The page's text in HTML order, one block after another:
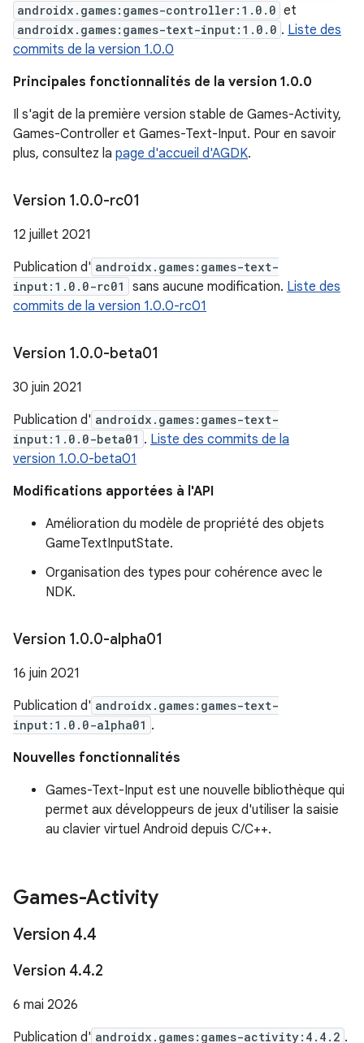
androidx.games:games-controller:1.0.0 et
androidx.games:games-text-input:1.0.0 . Liste des
commits de la version 1.0.0
Principales fonctionnalités de la version 1.0.0
Il s'agit de la première version stable de Games-Activity,
Games-Controller et Games-Text-Input. Pour en savoir
plus, consultez la page d'accueil d'AGDK.
Version 1.0.0-rc01
12 juillet 2021
Publication d' androidx.games:games-text-
input:1.0.0-rc01
sans aucune modification. Liste des
commits de la version 1.0.0-rc01
Version 1.0.0-beta01
30 juin 2021
Publication d' androidx.games:games-text-
input:1.0.0-beta01 . Liste des commits de la
version 1.0.0-beta01
Modifications apportées à l'API
Amélioration du modèle de propriété des objets
GameTextInputState.
Organisation des types pour cohérence avec le
NDK.
Version 1.0.0-alpha01
16 juin 2021
Publication d' androidx.games:games-text-
input:1.0.0-alpha01 .
Nouvelles fonctionnalités
Games-Text-Input est une nouvelle bibliothèque qui
permet aux développeurs de jeux d'utiliser la saisie
au clavier virtuel Android depuis C/C++.
Games-Activity
Version 4.4
Version 4.4.2
6 mai 2026
Publication d' androidx.games:games-activity:4.4.2 .